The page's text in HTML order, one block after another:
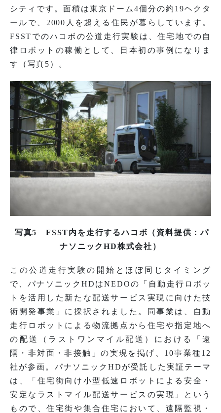
シティです。面積は東京ドーム4個分の約19ヘクタ
ールで、2000人を超える住民が暮らしています。
FSSTでのハコボの公道走行実験は、住宅地での自
律ロボットの稼働として、日本初の事例になりま
す（写真5）。
写真5 FSST内を走行するハコボ（資料提供：パ
ナソニックHD株式会社）
この公道走行実験の開始とほぼ同じタイミング
で、パナソニックHDはNEDOの「自動走行ロボッ
トを活用した新たな配送サービス実現に向けた技
術開発事業」に採択されました。同事業は、自動
走行ロボットによる物流拠点から住宅や指定地へ
の配送（ラストワンマイル配送）における「遠
隔・非対面・非接触」の実現を掲げ、10事業種12
社が参画。パナソニックHDが受託した実証テーマ
は、「住宅街向け小型低速ロボットによる安全・
安定なラストマイル配送サービスの実現」という
もので、住宅街や集合住宅において、遠隔監視・